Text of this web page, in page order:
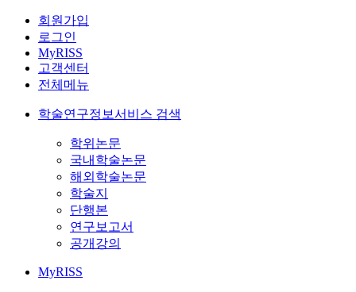
회원가입
로그인
MyRISS
고객센터
전체메뉴
학술연구정보서비스 검색
학위논문
국내학술논문
해외학술논문
학술지
단행본
연구보고서
공개강의
MyRISS